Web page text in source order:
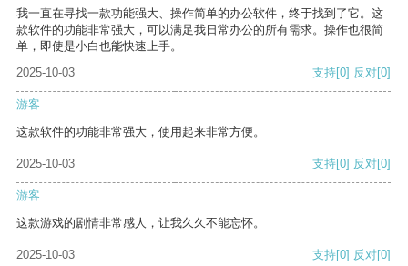
我一直在寻找一款功能强大、操作简单的办公软件，终于找到了它。这
款软件的功能非常强大，可以满足我日常办公的所有需求。操作也很简
单，即使是小白也能快速上手。
2025-10-03
支持[0] 反对[0]
游客
这款软件的功能非常强大，使用起来非常方便。
2025-10-03 支持[0] 反对[0]
游客
这款游戏的剧情非常感人，让我久久不能忘怀。
2025-10-03 支持[0] 反对[0]